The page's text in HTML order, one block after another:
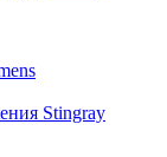
Stingray